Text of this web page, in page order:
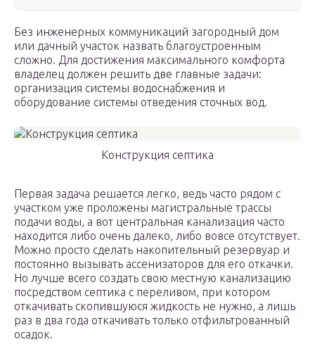
Без инженерных коммуникаций загородный дом
или дачный участок назвать благоустроенным
сложно. Для достижения максимального комфорта
владелец должен решить две главные задачи:
организация системы водоснабжения и
оборудование системы отведения сточных вод.
Конструкция септика
Первая задача решается легко, ведь часто рядом с
участком уже проложены магистральные трассы
подачи воды, а вот центральная канализация часто
находится либо очень далеко, либо вовсе отсутствует.
Можно просто сделать накопительный резервуар и
постоянно вызывать ассенизаторов для его откачки.
Но лучше всего создать свою местную канализацию
посредством септика с переливом, при котором
откачивать скопившуюся жидкость не нужно, а лишь
раз в два года откачивать только отфильтрованный
осадок.